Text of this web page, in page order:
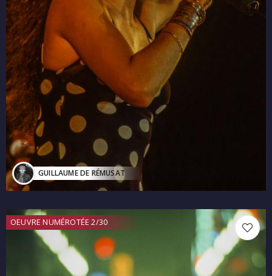
GUILLAUME DE RÉMUSAT
OEUVRE NUMÉROTÉE 2/30